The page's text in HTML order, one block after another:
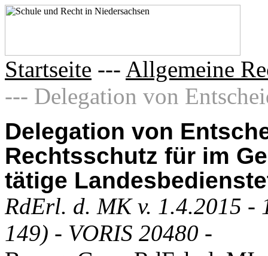
Startseite --- Allgemeine
--- Delegation von
Delegation von
Rechtsschutz für im
tätige
RdErl. d. MK v. 1.4.2015 -
149) - VORIS 20480 -